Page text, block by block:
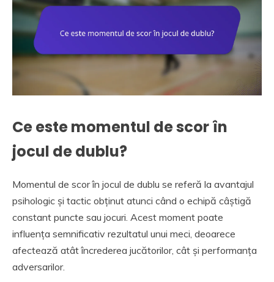
Ce este momentul de scor în
jocul de dublu?
Momentul de scor în jocul de dublu se referă la avantajul
psihologic și tactic obținut atunci când o echipă câștigă
constant puncte sau jocuri. Acest moment poate
influența semnificativ rezultatul unui meci, deoarece
afectează atât încrederea jucătorilor, cât și performanța
adversarilor.